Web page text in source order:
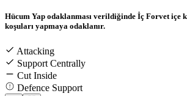
Hücum Yap odaklanması verildiğinde İç Forvet içe
koşuları yapmaya odaklanır.
Attacking
Support Centrally
Cut Inside
Defence Support